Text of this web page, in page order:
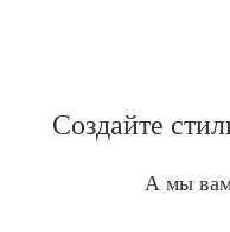
Создайте
А мы